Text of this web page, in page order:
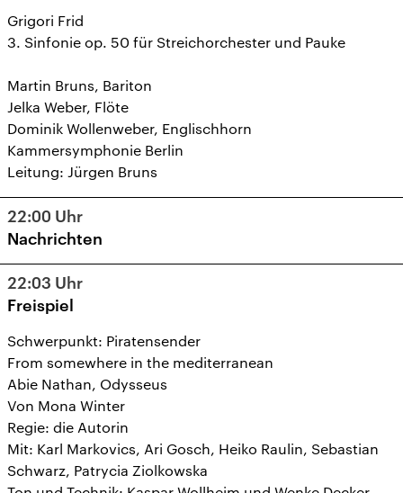
Grigori Frid
3. Sinfonie op. 50 für Streichorchester und Pauke
Martin Bruns, Bariton
Jelka Weber, Flöte
Dominik Wollenweber, Englischhorn
Kammersymphonie Berlin
Leitung: Jürgen Bruns
22:00 Uhr
Nachrichten
22:03 Uhr
Freispiel
Schwerpunkt: Piratensender
From somewhere in the mediterranean
Abie Nathan, Odysseus
Von Mona Winter
Regie: die Autorin
Mit: Karl Markovics, Ari Gosch, Heiko Raulin, Sebastian
Schwarz, Patrycia Ziolkowska